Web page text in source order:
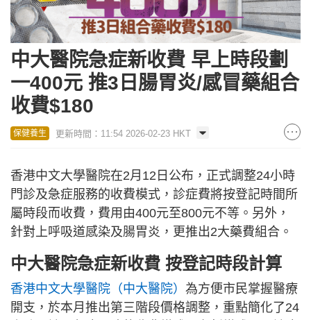
中大醫院急症新收費 早上時段劃
一400元 推3日腸胃炎/感冒藥組合
收費$180
保健養生 更新時間：11:54 2026-02-23 HKT
香港中文大學醫院在2月12日公布，正式調整24小時
門診及急症服務的收費模式，診症費將按登記時間所
屬時段而收費，費用由400元至800元不等。另外，
針對上呼吸道感染及腸胃炎，更推出2大藥費組合。
中大醫院急症新收費 按登記時段計算
香港中文大學醫院（中大醫院） 為方便市民掌握醫療
開支，於本月推出第三階段價格調整，重點簡化了24